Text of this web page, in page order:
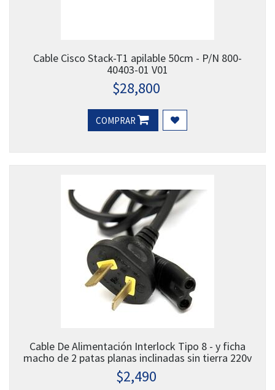
Cable Cisco Stack-T1 apilable 50cm - P/N 800-
40403-01 V01
$28,800
COMPRAR
Cable De Alimentación Interlock Tipo 8 - y ficha
macho de 2 patas planas inclinadas sin tierra 220v
$2,490